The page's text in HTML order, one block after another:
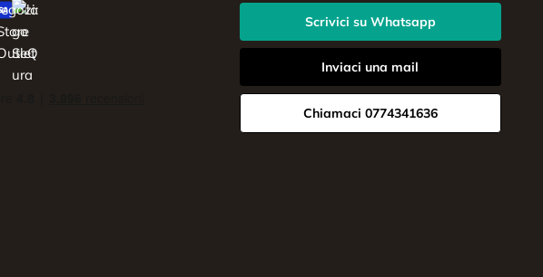
Scrivici su Whatsapp
Inviaci una mail
Chiamaci 0774341636